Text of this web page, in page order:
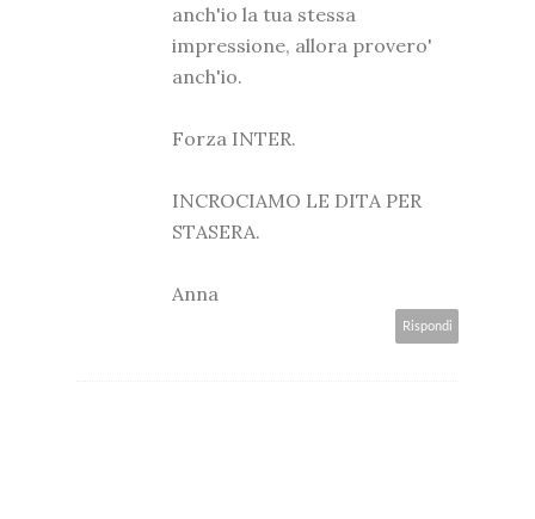
anch'io la tua stessa
impressione, allora provero'
anch'io.
Forza INTER.
INCROCIAMO LE DITA PER
STASERA.
Anna
Rispondi